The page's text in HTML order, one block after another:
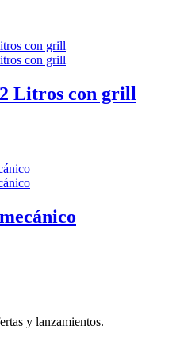
Litros con grill
y lanzamientos.